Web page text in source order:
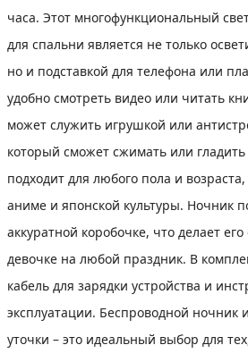
часа. Этот многофункциональный
для спальни является не только
но и подставкой для телефона или
удобно смотреть видео или читать
может служить игрушкой или
который сможет сжимать или гладить
подходит для любого пола и
аниме и японской культуры. Ночник
аккуратной коробочке, что делает
девочке на любой праздник. В
кабель для зарядки устройства и
эксплуатации. Беспроводной ночник
уточки – это идеальный выбор для